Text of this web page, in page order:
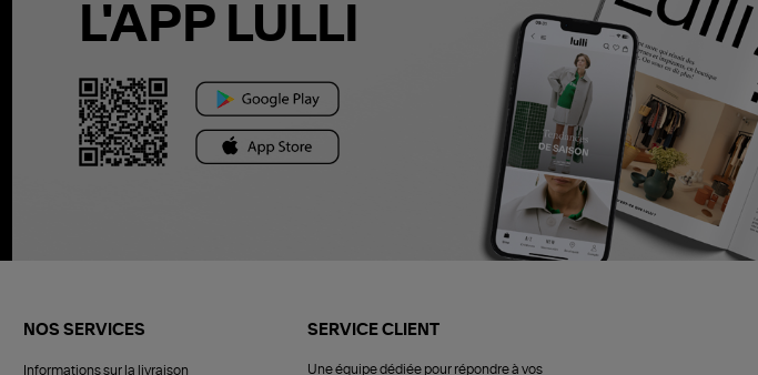
L'APP LULLI
NOS SERVICES
Informations sur la livraison
SERVICE CLIENT
Une équipe dédiée pour répondre à vos